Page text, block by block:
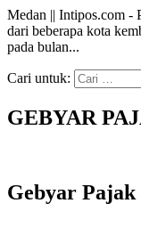
Medan || Intipos.com -
dari beberapa kota
pada bulan...
Cari untuk:
GEBYAR
Gebyar Pajak